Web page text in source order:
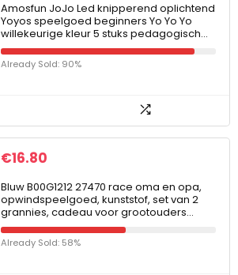
Amosfun JoJo Led knipperend oplichtend
Yoyos speelgoed beginners Yo Yo Yo
willekeurige kleur 5 stuks pedagogisch…
Already Sold: 90%
€16.80
Bluw B00G1212 27470 race oma en opa,
opwindspeelgoed, kunststof, set van 2
grannies, cadeau voor grootouders…
Already Sold: 58%